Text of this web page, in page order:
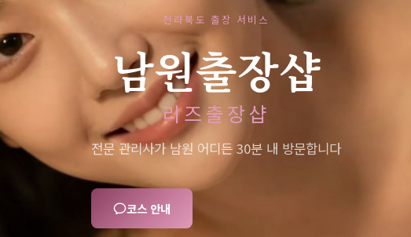
전라북도 출장 서비스
남원출장샵
리즈출장샵
전문 관리사가 남원 어디든 30분 내 방문합니다
코스 안내